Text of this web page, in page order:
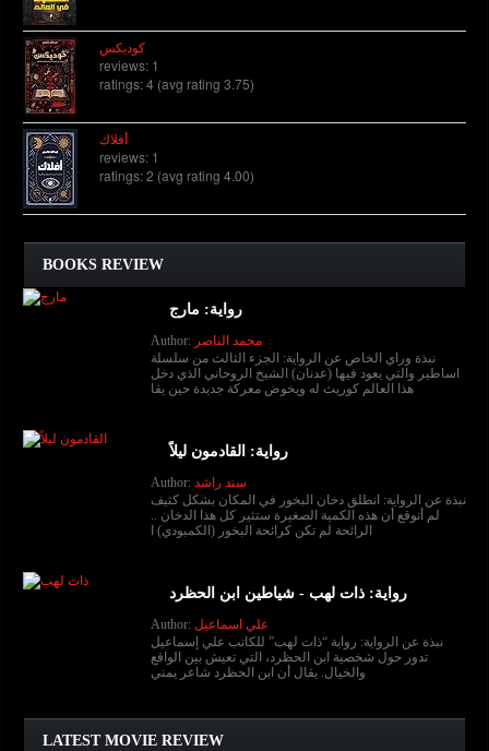
كوديكس
reviews: 1
ratings: 4 (avg rating 3.75)
أفلاك
reviews: 1
ratings: 2 (avg rating 4.00)
BOOKS REVIEW
رواية: مارج
Author: محمد الناصر
نبذة وراي الخاص عن الرواية: الجزء الثالث من سلسلة
اساطير والتي يعود فيها (عدنان) الشيخ الروحاني الذي دخل
هذا العالم كوريث له ويخوض معركة جديدة حين يقا
رواية: القادمون ليلاً
Author: سند راشد
نبذة عن الرواية: انطلق دخان البخور في المكان بشكل كثيف
لم أتوقع أن هذه الكمية الصغيرة ستثير كل هذا الدخان ..
الرائحة لم تكن كرائحة البخور (الكمبودي) ا
رواية: ذات لهب - شياطين ابن الحظرد
Author: علي اسماعيل
نبذة عن الرواية: رواية “ذات لهب” للكاتب علي إسماعيل
تدور حول شخصية ابن الحظرد، التي تعيش بين الواقع
والخيال. يقال أن ابن الحظرد شاعر يمني
LATEST MOVIE REVIEW